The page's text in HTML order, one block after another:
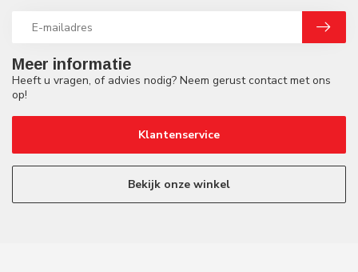
Meer informatie
Heeft u vragen, of advies nodig? Neem gerust contact met ons
op!
Klantenservice
Bekijk onze winkel